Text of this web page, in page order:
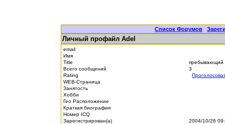
Список Форумов |
Личный профайл Adel
email
Имя
Title
пребывающий
Всего сообщений
3
Rating
WEB-Страница
Занятость
Хобби
Гео Расположение
Краткая биография
Номер ICQ
Зарегистрирован(а)
2004/10/26